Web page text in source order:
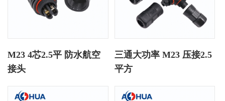
M23 4芯2.5平 防水航空
接头
三通大功率 M23 压接2.5
平方